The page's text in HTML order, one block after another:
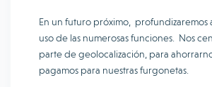
En un futuro próximo, profundizaremos
uso de las numerosas funciones. Nos
parte de geolocalización, para
pagamos para nuestras furgonetas.